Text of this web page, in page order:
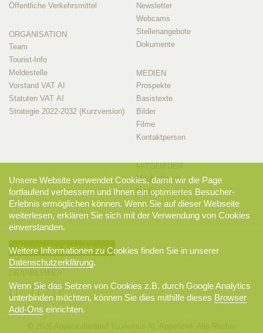
Öffentliche Verkehrsmittel
ORGANISATION
Team
Tourist-Info
Meldestelle
Vorstand VAT AI
Statuten VAT AI
Strategie 2022-2032 (Kurzversion)
Newsletter
Webcams
Stellenangebote
Dokumente
MEDIEN
Prospekte
Basistexte
Bilder
Filme
Kontaktperson
MITGLIEDER
Mitglieder-Info
Mitglieder-Login
Newsletter-Anmeldung
Unsere Website verwendet Cookies, damit wir die Page
fortlaufend verbessern und Ihnen ein optimiertes Besucher-
Erlebnis ermöglichen können. Wenn Sie auf dieser Webseite
weiterlesen, erklären Sie sich mit der Verwendung von Cookies
einverstanden.
Weitere Informationen zu Cookies finden Sie in unserer
Datenschutzerklärung.
Wenn Sie das Setzen von Cookies z.B. durch Google Analytics
unterbinden möchten, können Sie dies mithilfe dieses Browser
Add-Ons einrichten.